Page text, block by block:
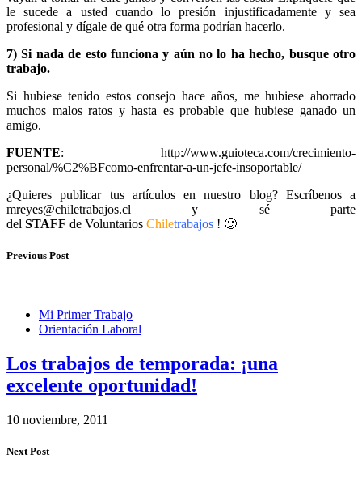
le sucede a usted cuando lo presión injustificadamente y sea
profesional y dígale de qué otra forma podrían hacerlo.
7)Si nada de esto funciona y aún no lo ha hecho, busque otro
trabajo.
Si hubiese tenido estos consejo hace años, me hubiese ahorrado
muchos malos ratos y hasta es probable que hubiese ganado un
amigo.
FUENTE: http://www.guioteca.com/crecimiento-
personal/%C2%BFcomo-enfrentar-a-un-jefe-insoportable/
¿Quieres publicar tus artículos en nuestro blog? Escríbenos a
mreyes@chiletrabajos.cl y sé parte
del STAFF de Voluntarios Chiletrabajos ! 🙂
Previous Post
Mi Primer Trabajo
Orientación Laboral
Los trabajos de temporada: ¡una
excelente oportunidad!
10 noviembre, 2011
Next Post